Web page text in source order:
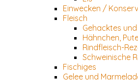
Einwecken /
Fleisch
Gehacktes
Hähnchen,
Rindfleisch-
Schweinische
Fischiges
Gelee und